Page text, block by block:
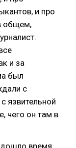
и про
общем,
и за
был
с
язвительной
чего он там в
время